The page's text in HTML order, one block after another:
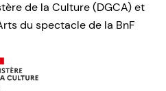
de la Culture (DGCA) et
du spectacle de la BnF